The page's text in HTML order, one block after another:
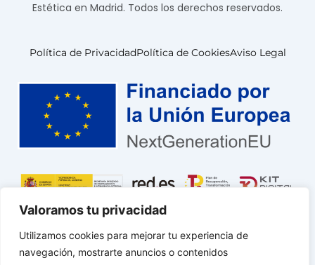
Valoramos tu privacidad
Utilizamos cookies para mejorar tu experiencia de
navegación, mostrarte anuncios o contenidos
Estética en Madrid. Todos los derechos reservados.
Política de PrivacidadPolítica de CookiesAviso Legal